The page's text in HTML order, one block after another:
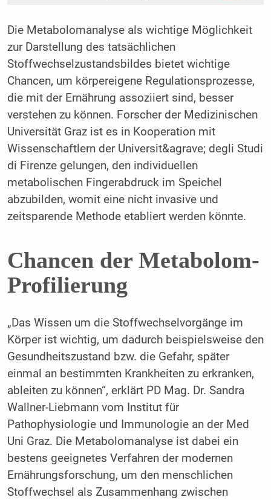
Die Metabolomanalyse als wichtige Möglichkeit
zur Darstellung des tatsächlichen
Stoffwechselzustandsbildes bietet wichtige
Chancen, um körpereigene Regulationsprozesse,
die mit der Ernährung assoziiert sind, besser
verstehen zu können. Forscher der Medizinischen
Universität Graz ist es in Kooperation mit
Wissenschaftlern der Universit&agrave; degli Studi
di Firenze gelungen, den individuellen
metabolischen Fingerabdruck im Speichel
abzubilden, womit eine nicht invasive und
zeitsparende Methode etabliert werden könnte.
Chancen der Metabolom-
Profilierung
„Das Wissen um die Stoffwechselvorgänge im
Körper ist wichtig, um dadurch beispielsweise den
Gesundheitszustand bzw. die Gefahr, später
einmal an bestimmten Krankheiten zu erkranken,
ableiten zu können“, erklärt PD Mag. Dr. Sandra
Wallner-Liebmann vom Institut für
Pathophysiologie und Immunologie an der Med
Uni Graz. Die Metabolomanalyse ist dabei ein
bestens geeignetes Verfahren der modernen
Ernährungsforschung, um den menschlichen
Stoffwechsel als Zusammenhang zwischen